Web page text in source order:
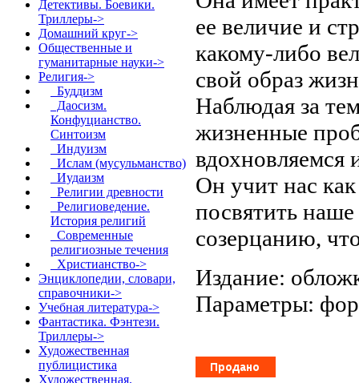
Детективы. Боевики.
Триллеры->
Домашний круг->
Общественные и
гуманитарные науки->
Религия->
Буддизм
Даосизм.
Конфуцианство.
Синтоизм
Индуизм
Ислам (мусульманство)
Иудаизм
Религии древности
Религиоведение.
История религий
Современные
религиозные течения
Христианство->
Энциклопедии, словари,
справочники->
Учебная литература->
Фантастика. Фэнтези.
Триллеры->
Художественная
публицистика
Художественная.
ее величие и
какому-либо
свой образ
Наблюдая за
жизненные
Он учит нас как
посвятить
созерцанию,
Издание:
Параметры: